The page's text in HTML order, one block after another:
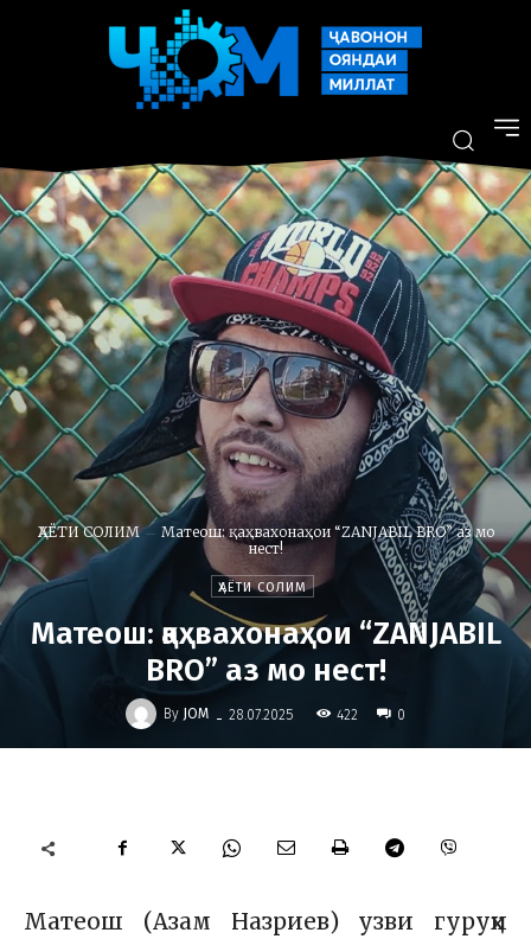
ҲАЁТИ СОЛИМ
Матеош: қаҳвахонаҳои “ZANJABIL BRO” аз мо
нест!
ҲАЁТИ СОЛИМ
Матеош: қаҳвахонаҳои “ZANJABIL
BRO” аз мо нест!
By JOM - 28.07.2025 422 0
Матеош (Азам Назриев) узви гуруҳи